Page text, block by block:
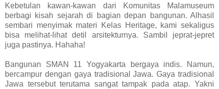
Kebetulan kawan-kawan dari Komunitas Malamuseum
berbagi kisah sejarah di bagian depan bangunan. Alhasil
sembari menyimak materi Kelas Heritage, kami sekaligus
bisa melihat-lihat detil arsitekturnya. Sambil jeprat-jepret
juga pastinya. Hahaha!
Bangunan SMAN 11 Yogyakarta bergaya indis. Namun,
bercampur dengan gaya tradisional Jawa. Gaya tradisional
Jawa tersebut terutama sangat tampak pada atap. Yakni